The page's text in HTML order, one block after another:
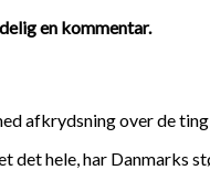
en kommentar.
afkrydsning over de ting
det hele, har Danmarks